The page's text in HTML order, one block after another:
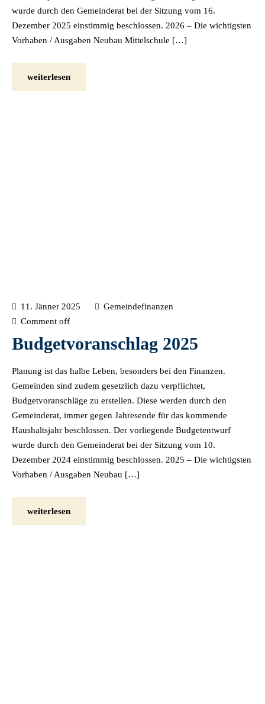
wurde durch den Gemeinderat bei der Sitzung vom 16.
Dezember 2025 einstimmig beschlossen. 2026 – Die wichtigsten
Vorhaben / Ausgaben Neubau Mittelschule […]
weiterlesen
11. Jänner 2025
Gemeindefinanzen
Comment off
Budgetvoranschlag 2025
Planung ist das halbe Leben, besonders bei den Finanzen.
Gemeinden sind zudem gesetzlich dazu verpflichtet,
Budgetvoranschläge zu erstellen. Diese werden durch den
Gemeinderat, immer gegen Jahresende für das kommende
Haushaltsjahr beschlossen. Der vorliegende Budgetentwurf
wurde durch den Gemeinderat bei der Sitzung vom 10.
Dezember 2024 einstimmig beschlossen. 2025 – Die wichtigsten
Vorhaben / Ausgaben Neubau […]
weiterlesen